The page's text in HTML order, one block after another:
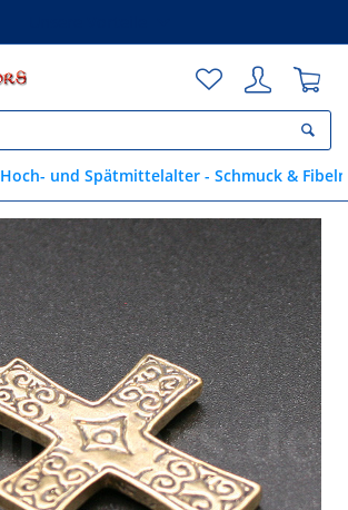
Hoch- und Spätmittelalter - Schmuck & Fibeln